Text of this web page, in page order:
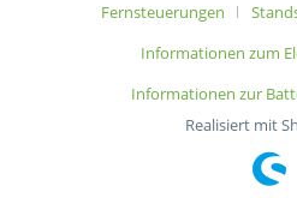
Fernsteuerungen
Informationen zum
Informationen zur
Realisiert mit